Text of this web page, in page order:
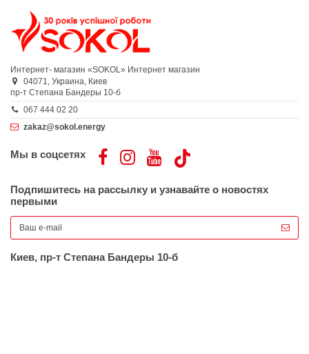
Интернет- магазин «SOKOL» Интернет магазин
04071, Украина, Киев
пр-т Степана Бандеры 10-б
067 444 02 20
zakaz@sokol.energy
Мы в соцсетях
Подпишитесь на рассылку и узнавайте о новостях
первыми
Киев, пр-т Степана Бандеры 10-б